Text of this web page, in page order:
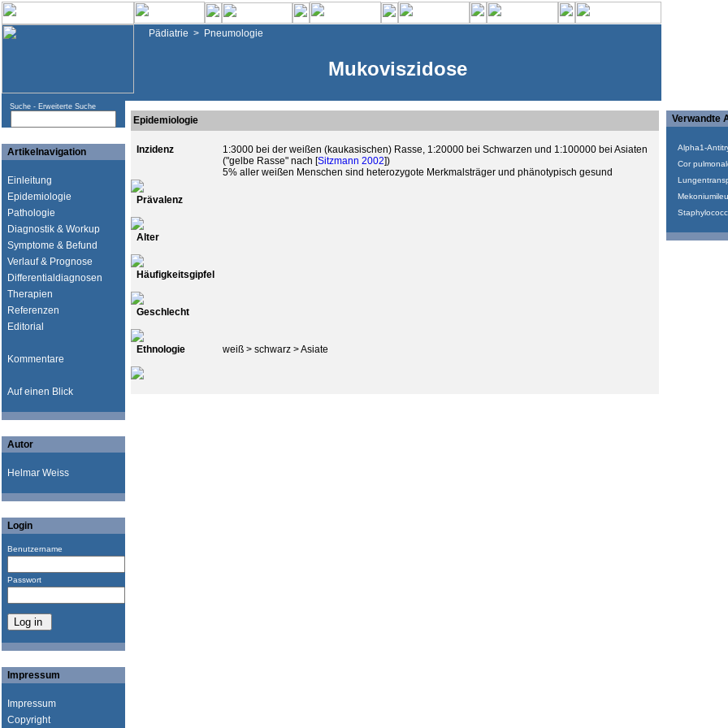
Pädiatrie > Pneumologie
Mukoviszidose
Suche - Erweiterte Suche
Artikelnavigation
Einleitung
Epidemiologie
Pathologie
Diagnostik & Workup
Symptome & Befund
Verlauf & Prognose
Differentialdiagnosen
Therapien
Referenzen
Editorial
Kommentare
Auf einen Blick
Autor
Helmar Weiss
Login
Benutzername
Passwort
Impressum
Impressum
Copyright
Epidemiologie
Inzidenz
1:3000 bei der weißen (kaukasischen) Rasse, 1:20000 bei Schwarzen und 1:100000 bei Asiaten
("gelbe Rasse" nach [Sitzmann 2002])
5% aller weißen Menschen sind heterozygote Merkmalsträger und phänotypisch gesund
Prävalenz
Alter
Häufigkeitsgipfel
Geschlecht
Ethnologie weiß > schwarz > Asiate
Verwandte
Alpha1-
Cor